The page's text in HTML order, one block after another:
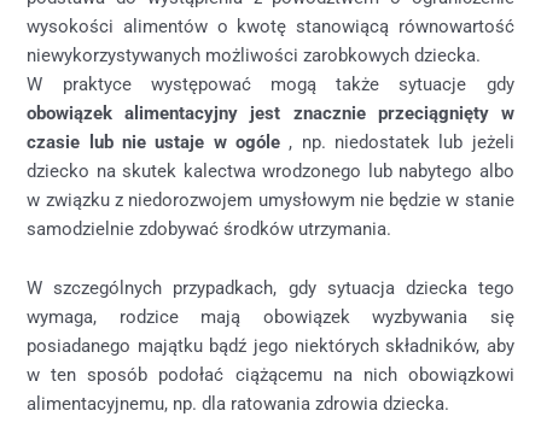
wysokości alimentów o kwotę stanowiącą równowartość
niewykorzystywanych możliwości zarobkowych dziecka.
W praktyce występować mogą także sytuacje gdy
obowiązek alimentacyjny jest znacznie przeciągnięty w
czasie lub nie ustaje w ogóle , np. niedostatek lub jeżeli
dziecko na skutek kalectwa wrodzonego lub nabytego albo
w związku z niedorozwojem umysłowym nie będzie w stanie
samodzielnie zdobywać środków utrzymania.
W szczególnych przypadkach, gdy sytuacja dziecka tego
wymaga, rodzice mają obowiązek wyzbywania się
posiadanego majątku bądź jego niektórych składników, aby
w ten sposób podołać ciążącemu na nich obowiązkowi
alimentacyjnemu, np. dla ratowania zdrowia dziecka.